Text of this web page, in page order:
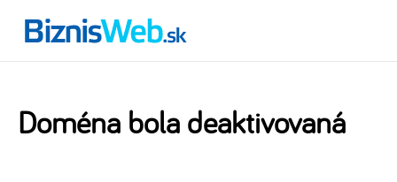
Doména bola deaktivovaná